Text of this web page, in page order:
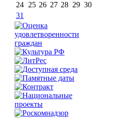
24 25 26 27 28 29 30
31